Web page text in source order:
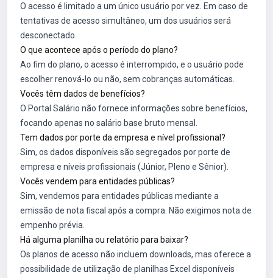
O acesso é limitado a um único usuário por vez. Em caso de
tentativas de acesso simultâneo, um dos usuários será
desconectado.
O que acontece após o período do plano?
Ao fim do plano, o acesso é interrompido, e o usuário pode
escolher renová-lo ou não, sem cobranças automáticas.
Vocês têm dados de benefícios?
O Portal Salário não fornece informações sobre benefícios,
focando apenas no salário base bruto mensal.
Tem dados por porte da empresa e nível profissional?
Sim, os dados disponíveis são segregados por porte de
empresa e níveis profissionais (Júnior, Pleno e Sênior).
Vocês vendem para entidades públicas?
Sim, vendemos para entidades públicas mediante a
emissão de nota fiscal após a compra. Não exigimos nota de
empenho prévia.
Há alguma planilha ou relatório para baixar?
Os planos de acesso não incluem downloads, mas oferece a
possibilidade de utilização de planilhas Excel disponíveis